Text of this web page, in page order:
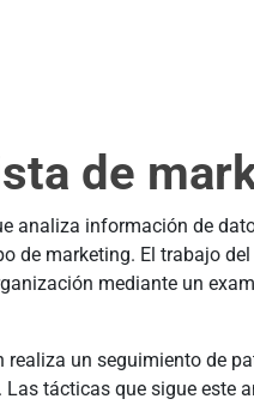
de
analiza información de
de marketing. El trabajo
mediante un
un seguimiento de
tácticas que sigue este